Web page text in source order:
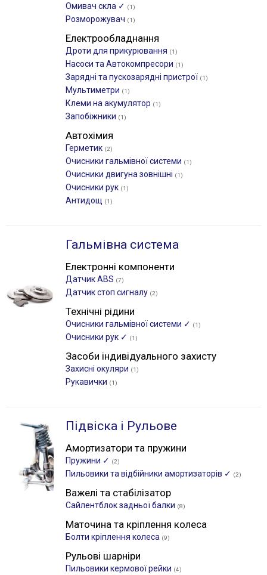
Омивач скла ✓ (1)
Розморожувач (1)
Електрообладнання
Дроти для прикурювання (1)
Насоси та Автокомпресори (1)
Зарядні та пускозарядні пристрої (1)
Мультиметри (1)
Клеми на акумулятор (1)
Запобіжники (1)
Автохімия
Герметик (2)
Очисники гальмівної системи (1)
Очисники двигуна зовнішні (1)
Очисники рук (1)
Антидощ (1)
Гальмівна система
Електронні компоненти
Датчик ABS (7)
Датчик стоп сигналу (2)
Технічні рідини
Очисники гальмівної системи ✓ (1)
Очисники рук ✓ (1)
Засоби індивідуального захисту
Захисні окуляри (1)
Рукавички (1)
Підвіска і Рульове
Амортизатори та пружини
Пружини ✓ (2)
Пильовики та відбійники амортизаторів ✓ (2)
Важелі та стабілізатор
Сайлентблок задньої балки (8)
Маточина та кріплення колеса
Болти кріплення колеса (9)
Рульові шарніри
Пильовики кермової рейки (4)